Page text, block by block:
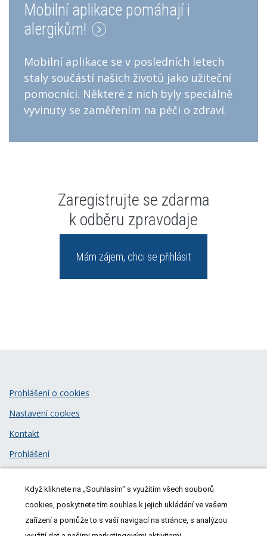
Mobilní aplikace pomáhají i
alergikům!
Mobilní aplikace se v posledních letech
staly součástí našich životů jako užiteční
pomocníci. Některé z nich byly speciálně
vyvinuty se zaměřením na péči o zdraví.
Zaregistrujte se zdarma
k odběru zpravodaje
Mám zájem, chci se přihlásit
© 2026MeDitorial| ISSN 1805-3408
Prohlášení o cookies
Nastavení cookies
Kontakt
Prohlášení
Když kliknete na „Souhlasím“ s využitím všech souborů
cookies, poskytnete tím souhlas k jejich ukládání ve vašem
zařízení a pomůže to s vaší navigací na stránce, s analýzou